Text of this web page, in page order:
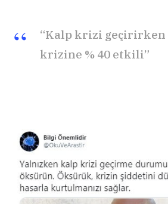
“Kalp krizi geçirirken
krizine % 40 etkili”